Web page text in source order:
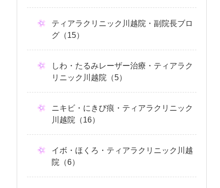
ティアラクリニック川越院・副院長ブロ
グ（15）
しわ・たるみレーザー治療・ティアラク
リニック川越院（5）
ニキビ・にきび痕・ティアラクリニック
川越院（16）
イボ・ほくろ・ティアラクリニック川越
院（6）